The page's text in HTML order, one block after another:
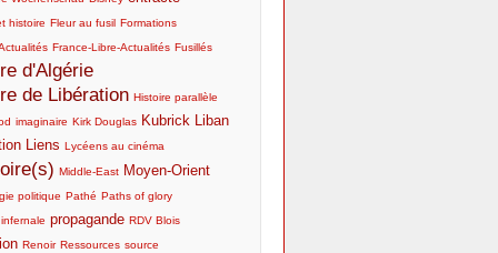
histoire Fleur au fusil Formations
France-Libre-Actualités Fusillés
d'Algérie
de Libération Histoire parallèle
imaginaire Kirk Douglas Kubrick
Liban
Liens Lycéens au cinéma
Middle-East Moyen-Orient
politique Pathé Paths of glory
propagande RDV Blois
Renoir Ressources source